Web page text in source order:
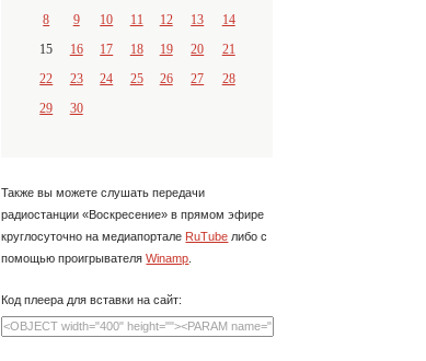
8
9 10 11 12 13
14
15
16 17 18 19 20
21
22
23 24 25 26 27
28
29
30
Также вы можете слушать передачи
радиостанции «Воскресение» в прямом эфире
круглосуточно на медиапортале RuTube либо с
помощью проигрывателяWinamp.
Код плеера для вставки на сайт: